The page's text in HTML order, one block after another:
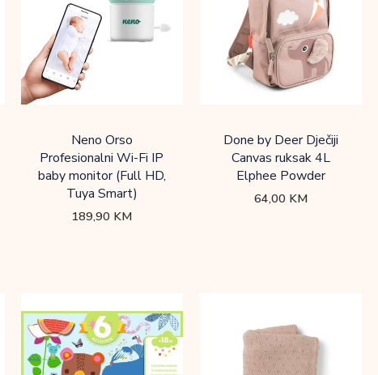
Neno Orso
Profesionalni Wi-Fi IP
baby monitor (Full HD,
Tuya Smart)
189,90 KM
Done by Deer Dječiji
Canvas ruksak 4L
Elphee Powder
64,00 KM